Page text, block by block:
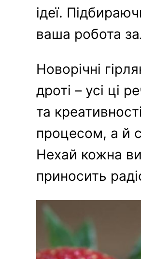
ідеї.
ваша робота
Новорічні
дроті – усі ці
та
процесом, а й
Нехай кожна
приносить